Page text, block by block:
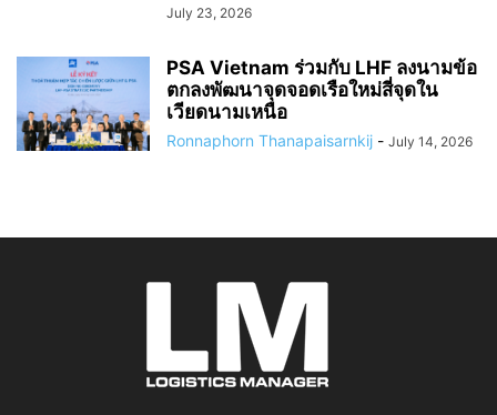
July 23, 2026
PSA Vietnam ร่วมกับ LHF ลงนามข้อ
ตกลงพัฒนาจุดจอดเรือใหม่สี่จุดใน
เวียดนามเหนือ
Ronnaphorn Thanapaisarnkij - July 14, 2026